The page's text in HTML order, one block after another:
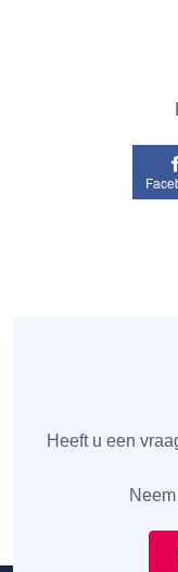
Heeft u een